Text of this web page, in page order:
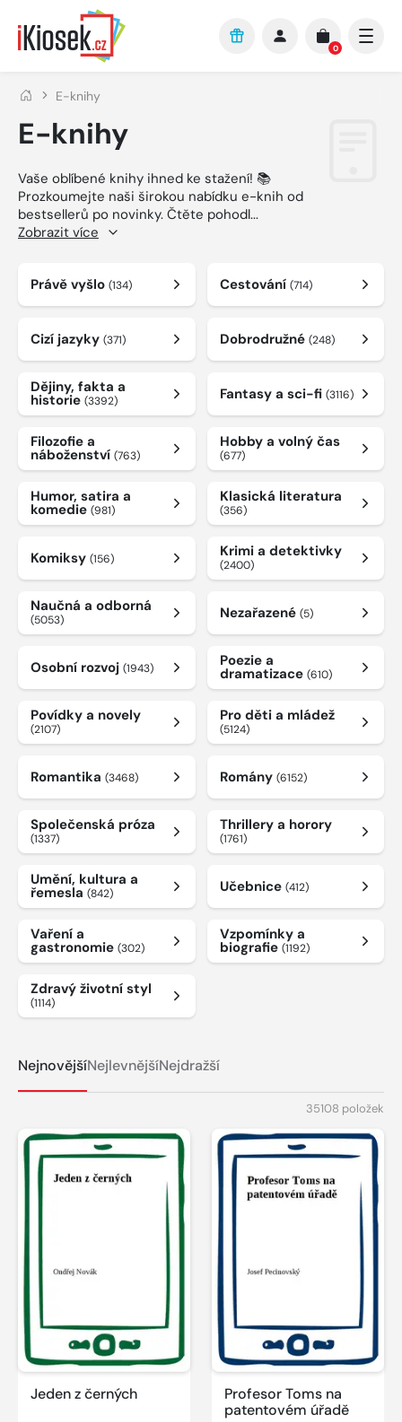
Přejít na hlavní obsah
0
E-knihy
E-knihy
Vaše oblíbené knihy ihned ke stažení! 📚
Prozkoumejte naši širokou nabídku e-knih od
bestsellerů po novinky. Čtěte pohodl...
Zobrazit více
Právě vyšlo (134) Cestování (714)
Cizí jazyky (371) Dobrodružné (248)
Dějiny, fakta a
historie (3392) Fantasy a sci-fi (3116)
Filozofie a
náboženství (763)
Hobby a volný čas
(677)
Humor, satira a
komedie (981)
Klasická literatura
(356)
Komiksy (156) Krimi a detektivky
(2400)
Naučná a odborná
(5053) Nezařazené (5)
Osobní rozvoj (1943) Poezie a
dramatizace (610)
Povídky a novely
(2107)
Pro děti a mládež
(5124)
Romantika (3468) Romány (6152)
Společenská próza
(1337)
Thrillery a horory
(1761)
Umění, kultura a
řemesla (842) Učebnice (412)
Vaření a
gastronomie (302)
Vzpomínky a
biografie (1192)
Zdravý životní styl
(1114)
NejnovějšíNejlevnějšíNejdražší
35108 položek
Jeden z černých
Profesor Toms na
patentovém úřadě